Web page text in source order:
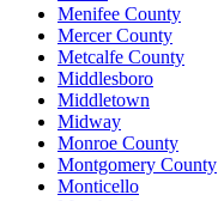
Menifee County
Mercer County
Metcalfe County
Middlesboro
Middletown
Midway
Monroe County
Montgomery County
Monticello